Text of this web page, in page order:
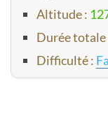
Altitude :
Durée totale
Difficulté :